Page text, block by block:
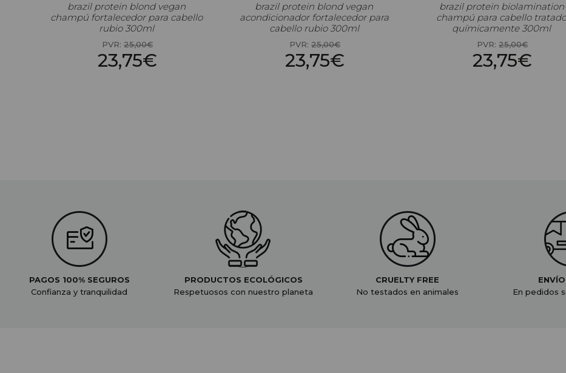
brazil protein blond vegan
champú fortalecedor para cabello
rubio 300ml
PVR: 25,00€
23,75€
brazil protein blond vegan
acondicionador fortalecedor para
cabello rubio 300ml
PVR: 25,00€
23,75€
brazil protein biolamination
champú para cabello tratado
químicamente 300ml
PVR: 25,00€
23,75€
PAGOS 100% SEGUROS
Confianza y tranquilidad
PRODUCTOS ECOLÓGICOS
Respetuosos con nuestro planeta
CRUELTY FREE
No testados en animales
En pedidos